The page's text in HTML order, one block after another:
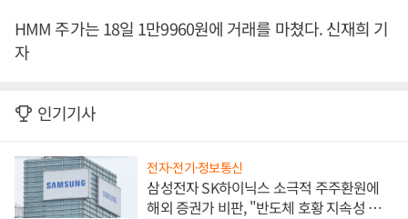
HMM 주가는 18일 1만9960원에 거래를 마쳤다. 신재희 기
자
인기기사
전자·전기·정보통신
삼성전자 SK하이닉스 소극적 주주환원에
해외 증권가 비판, "반도체 호황 지속성 의